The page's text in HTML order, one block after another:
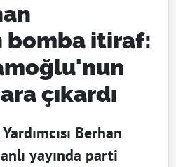
bomba itiraf:
çıkardı
Berhan
yayında parti